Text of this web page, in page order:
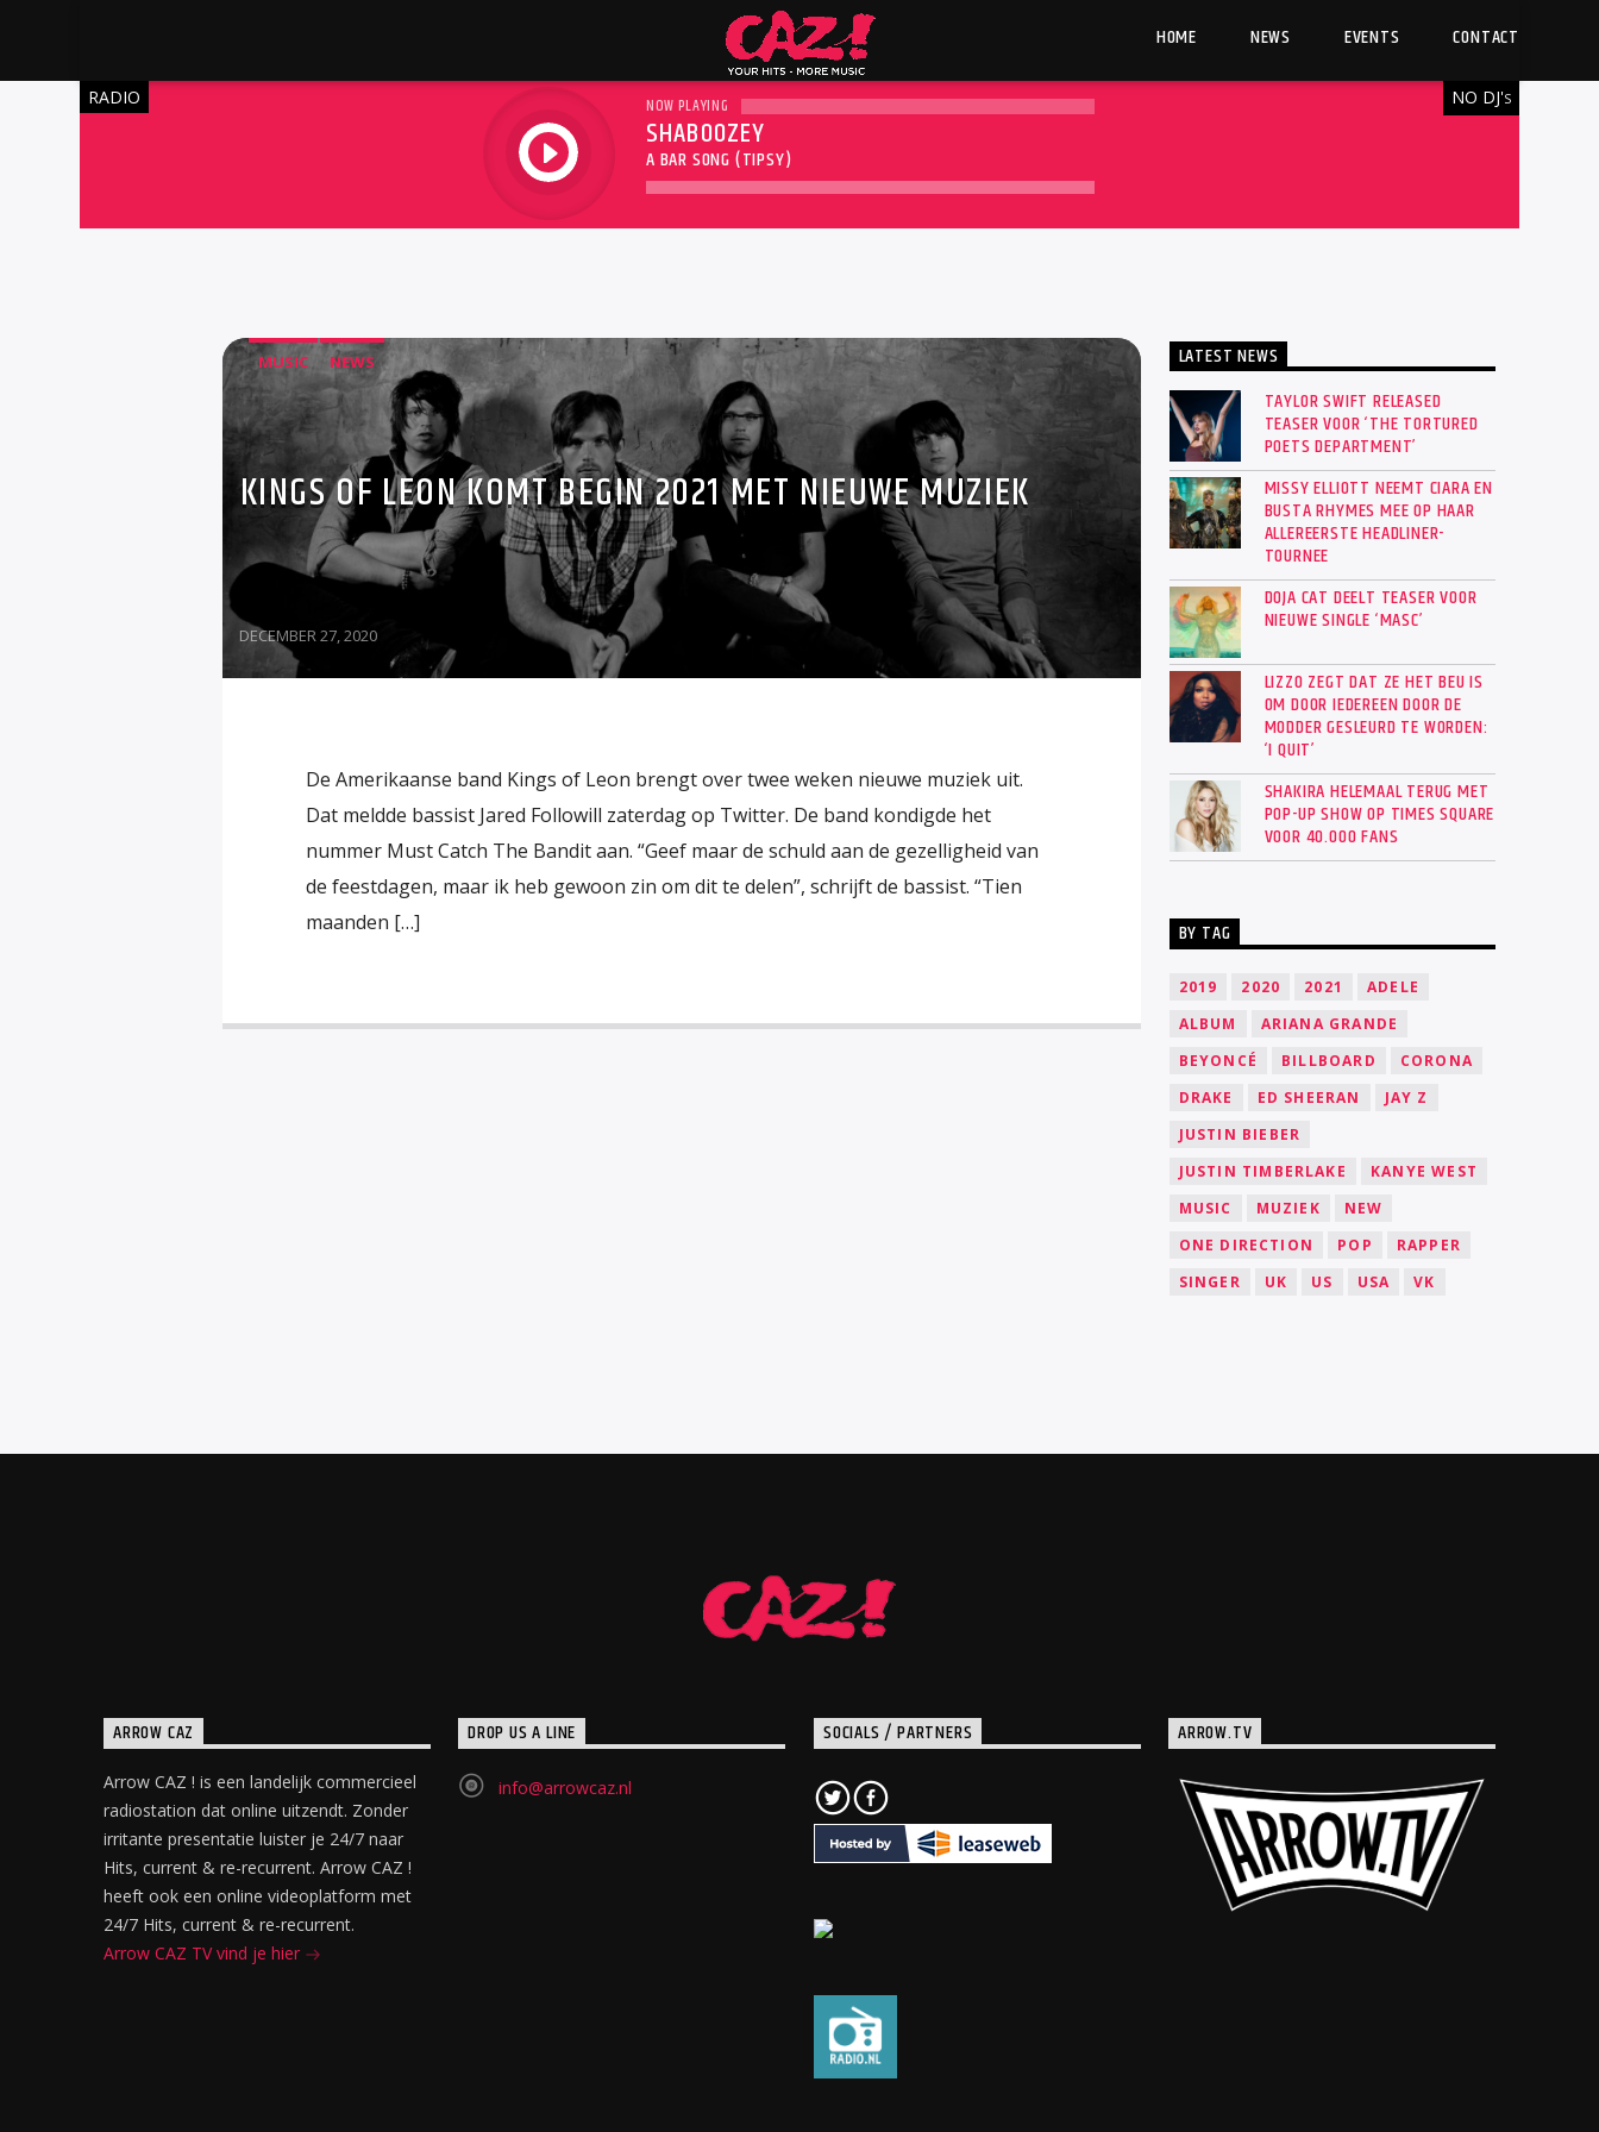
HOME NEWS EVENTS CONTACT
RADIO
play
NO DJ'S
NOW PLAYING
SHABOOZEY
A BAR SONG (TIPSY)
MUSIC NEWS
KINGS OF LEON KOMT BEGIN 2021 MET NIEUWE MUZIEK
DECEMBER 27, 2020
De Amerikaanse band Kings of Leon brengt over twee weken nieuwe muziek uit.
Dat meldde bassist Jared Followill zaterdag op Twitter. De band kondigde het
nummer Must Catch The Bandit aan. “Geef maar de schuld aan de gezelligheid van
de feestdagen, maar ik heb gewoon zin om dit te delen”, schrijft de bassist. “Tien
maanden […]
LATEST NEWS
TAYLOR SWIFT RELEASED
TEASER VOOR ‘THE TORTURED
POETS DEPARTMENT’
MISSY ELLIOTT NEEMT CIARA EN
BUSTA RHYMES MEE OP HAAR
ALLEREERSTE HEADLINER-
TOURNEE
DOJA CAT DEELT TEASER VOOR
NIEUWE SINGLE ‘MASC’
LIZZO ZEGT DAT ZE HET BEU IS
OM DOOR IEDEREEN DOOR DE
MODDER GESLEURD TE WORDEN:
‘I QUIT’
SHAKIRA HELEMAAL TERUG MET
POP-UP SHOW OP TIMES SQUARE
VOOR 40.000 FANS
BY TAG
2019 2020 2021
ADELE
ALBUM
ARIANA GRANDE
BEYONCÉ
BILLBOARD
CORONA
DRAKE
ED SHEERAN
JAY Z
JUSTIN BIEBER
JUSTIN TIMBERLAKE
KANYE WEST
MUSIC
MUZIEK
NEW
ONE DIRECTION
POP
RAPPER
SINGER
UK US USA VK
ARROW CAZ
Arrow CAZ ! is een landelijk commercieel
radiostation dat online uitzendt. Zonder
irritante presentatie luister je 24/7 naar
Hits, current & re-recurrent. Arrow CAZ !
heeft ook een online videoplatform met
24/7 Hits, current & re-recurrent.
Arrow CAZ TV vind je hier
DROP US A LINE
info@arrowcaz.nl
SOCIALS / PARTNERS ARROW.TV